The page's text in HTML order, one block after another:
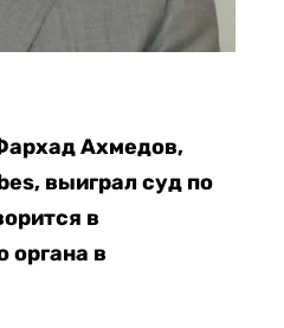
Ахмедов,
выиграл суд по
в
органа в